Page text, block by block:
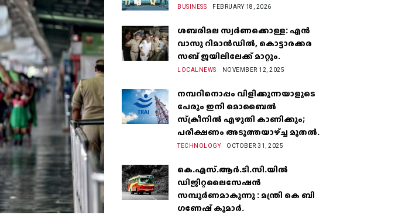
BUSINESS FEBRUARY 18, 2026
ശബരിമല സ്വർണക്കൊള്ള: എൻ
വാസു റിമാൻഡിൽ, കൊട്ടാരക്കര
സബ് ജയിലിലേക്ക് മാറ്റും.
LOCALNEWS NOVEMBER 12, 2025
നമ്പറിനൊപ്പം വിളിക്കുന്നയാളുടെ
പേരും ഇനി മൊബൈൽ
സ്‌ക്രീനില്‍ എഴുതി കാണിക്കും;
പരീക്ഷണം അടുത്തയാഴ്‌ച്ച മുതല്‍.
TECHNOLOGY OCTOBER 31, 2025
കെ.എസ്.ആർ.ടി.സി.യിൽ
ഡിജിറ്റലൈസേഷൻ
സമ്പൂർണമാകുന്നു : മന്ത്രി കെ ബി
ഗണേഷ് കുമാർ.